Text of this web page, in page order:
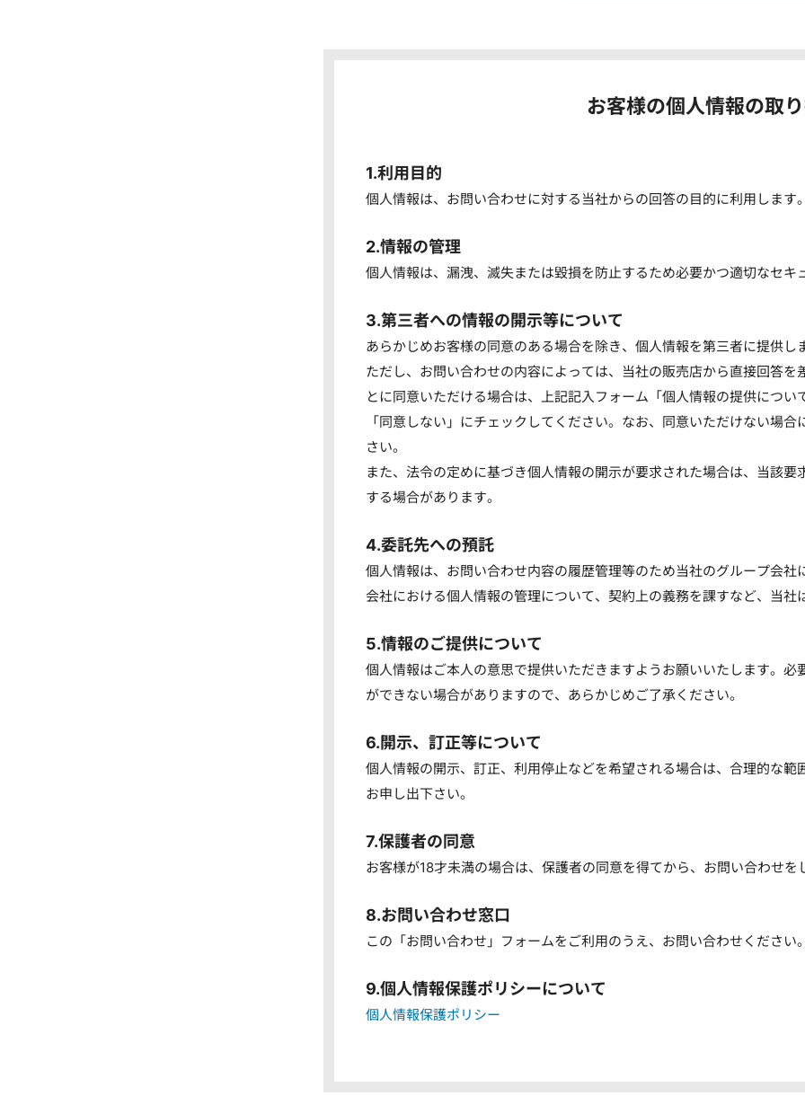
お客様の個人情報の取
1.利用目的
個人情報は、お問い合わせに対する当社からの回答の目的に利用します
2.情報の管理
個人情報は、漏洩、滅失または毀損を防止するため必要かつ適切なセ
3.第三者への情報の開示等について
あらかじめお客様の同意のある場合を除き、個人情報を第三者に提供し
ただし、お問い合わせの内容によっては、当社の販売店から直接回答
とに同意いただける場合は、上記記入フォーム「個人情報の提供につ
「同意しない」にチェックしてください。なお、同意いただけない場
さい。
また、法令の定めに基づき個人情報の開示が要求された場合は、当該
する場合があります。
4.委託先への預託
個人情報は、お問い合わせ内容の履歴管理等のため当社のグループ会
会社における個人情報の管理について、契約上の義務を課すなど、当社
5.情報のご提供について
個人情報はご本人の意思で提供いただきますようお願いいたします。
ができない場合がありますので、あらかじめご了承ください。
6.開示、訂正等について
個人情報の開示、訂正、利用停止などを希望される場合は、合理的な
お申し出下さい。
7.保護者の同意
お客様が18才未満の場合は、保護者の同意を得てから、お問い合わせを
8.お問い合わせ窓口
この「お問い合わせ」フォームをご利用のうえ、お問い合わせください
9.個人情報保護ポリシーについて
個人情報保護ポリシー